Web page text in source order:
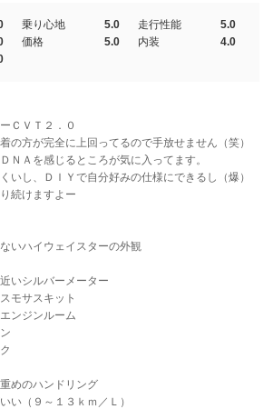
乗り心地 5.0 走行性能
5.0
価格 5.0 内装
4.0
ＣＶＴ２．０
の方が完全に上回ってるので手放せません（笑）
ＮＡを感じるところが気に入ってます。
いし、ＤＩＹで自分好みの仕様にできるし（爆）
続けますよー
いハイウェイスターの外観
いシルバーメーター
モサスキット
ンジンルーム
めのハンドリング
い（９～１３ｋｍ／Ｌ）